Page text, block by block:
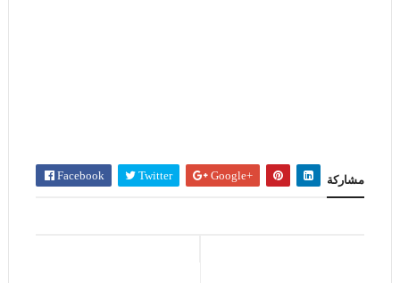
مشاركة Facebook Twitter Google+